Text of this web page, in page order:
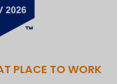
PLACE TO WORK